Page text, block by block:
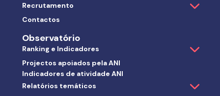
Recrutamento
Contactos
Observatório
Ranking e Indicadores
Projectos apoiados pela ANI
Indicadores de atividade ANI
Relatórios temáticos